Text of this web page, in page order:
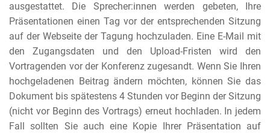
ausgestattet. Die Sprecher:innen werden gebeten, Ihre
Präsentationen einen Tag vor der entsprechenden Sitzung
auf der Webseite der Tagung hochzuladen. Eine E-Mail mit
den Zugangsdaten und den Upload-Fristen wird den
Vortragenden vor der Konferenz zugesandt. Wenn Sie Ihren
hochgeladenen Beitrag ändern möchten, können Sie das
Dokument bis spätestens 4 Stunden vor Beginn der Sitzung
(nicht vor Beginn des Vortrags) erneut hochladen. In jedem
Fall sollten Sie auch eine Kopie Ihrer Präsentation auf